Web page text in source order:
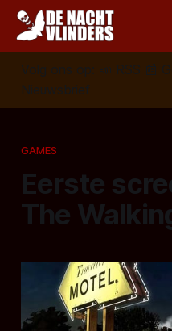
Volg ons op: 📣 RSS 📰
Nieuwsbrief
GAMES
Eerste
The